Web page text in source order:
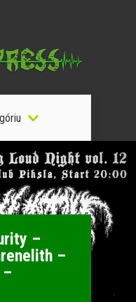
–
–